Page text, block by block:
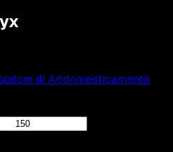
di Addomesticamento